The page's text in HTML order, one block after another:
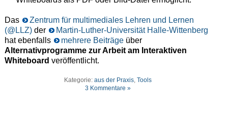
Das
Zentrum für multimediales Lehren und Lernen
(@LLZ)der
Martin-Luther-Universität Halle-Wittenberg
hat ebenfalls
mehrere Beiträgeüber
Alternativprogramme zur Arbeit am Interaktiven
Whiteboard veröffentlicht.
Kategorie: aus der Praxis, Tools
3 Kommentare »